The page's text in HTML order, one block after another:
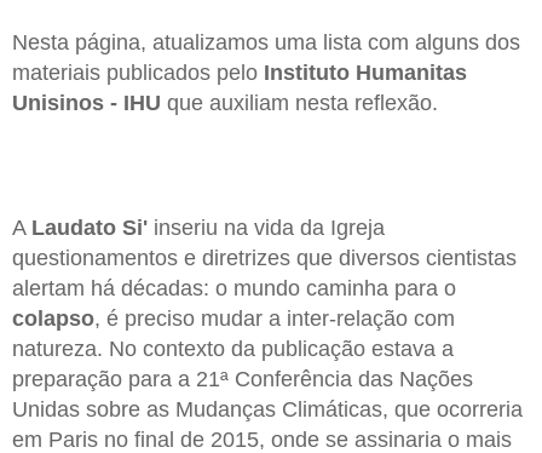
Nesta página, atualizamos uma lista com alguns dos
materiais publicados pelo Instituto Humanitas
Unisinos - IHU que auxiliam nesta reflexão.
A Laudato Si' inseriu na vida da Igreja
questionamentos e diretrizes que diversos cientistas
alertam há décadas: o mundo caminha para o
colapso, é preciso mudar a inter-relação com
natureza. No contexto da publicação estava a
preparação para a 21ª Conferência das Nações
Unidas sobre as Mudanças Climáticas, que ocorreria
em Paris no final de 2015, onde se assinaria o mais